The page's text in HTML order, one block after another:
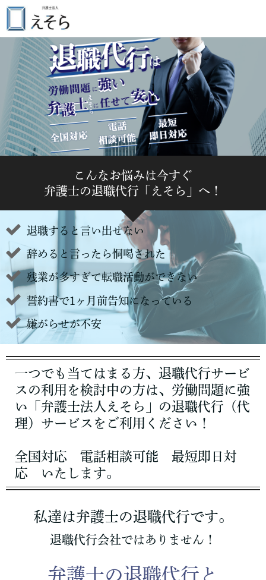
こんなお悩みは今すぐ
弁護士の退職代行「えそら」へ！
退職すると言い出せない
辞めると言ったら恫喝された
残業が多すぎて転職活動ができない
誓約書で1ヶ月前告知になっている
嫌がらせが不安
一つでも当てはまる方、退職代行サービ
スの利用を検討中の方は、労働問題に強
い「弁護士法人えそら」の退職代行（代
理）サービスをご利用ください！
全国対応 電話相談可能 最短即日対
応 いたします。
私達は弁護士の退職代行です。
退職代行会社ではありません！
弁護士の退職代行と